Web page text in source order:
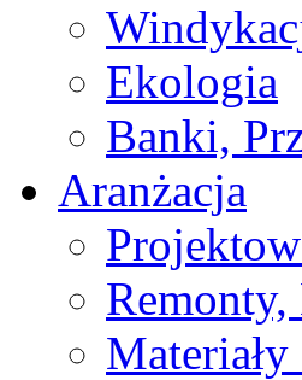
Ekologia
Banki,
Aranżacja